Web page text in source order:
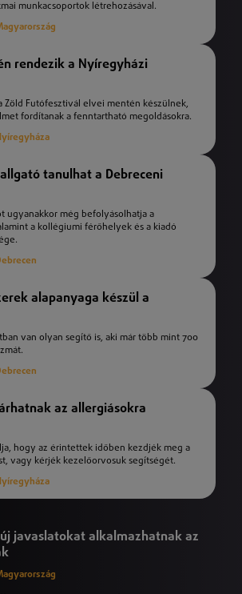
munkacsoportok létrehozásával.
rendezik a Nyíregyházi
Zöld Futófesztivál elvei mentén készülnek,
fordítanak a fenntartható megoldásokra.
tanulhat a Debreceni
ugyanakkor még befolyásolhatja a
a kollégiumi férőhelyek és a kiadó
alapanyaga készül a
van olyan segítő is, aki már több mint 700
az allergiásokra
hogy az érintettek időben kezdjék meg a
vagy kérjék kezelőorvosuk segítségét.
javaslatokat alkalmazhatnak az